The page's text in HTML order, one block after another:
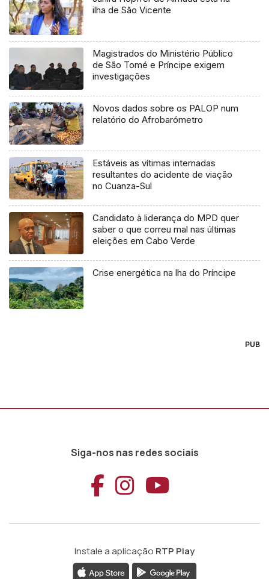
ilha de São Vicente
Magistrados do Ministério Público
de São Tomé e Príncipe exigem
investigações
Novos dados sobre os PALOP num
relatório do Afrobarómetro
Estáveis as vítimas internadas
resultantes do acidente de viação
no Cuanza-Sul
Candidato à liderança do MPD quer
saber o que correu mal nas últimas
eleições em Cabo Verde
Crise energética na lha do Príncipe
PUB
Siga-nos nas redes sociais
Aceder ao
Aceder ao
Aceder
Instale a aplicação RTP Play